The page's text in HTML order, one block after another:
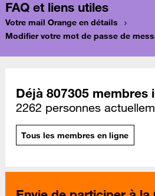
FAQ et liens utiles
Votre mail Orange en détails
Modifier votre mot de passe de
Déjà 807305 membres
2262 personnes
Tous les membres en ligne